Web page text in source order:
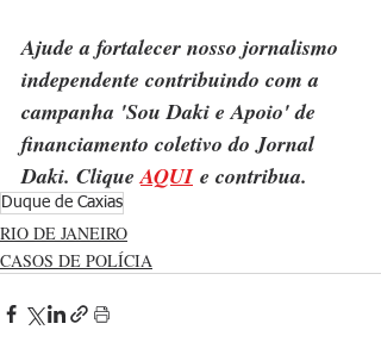
Ajude a fortalecer nosso jornalismo
independente contribuindo com a
campanha 'Sou Daki e Apoio' de
financiamento coletivo do Jornal
Daki. Clique AQUI e contribua.
Duque de Caxias
RIO DE JANEIRO
CASOS DE POLÍCIA